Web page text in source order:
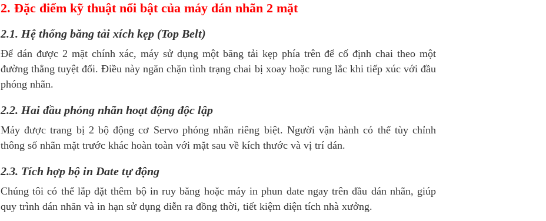
2. Đặc điểm kỹ thuật nổi bật của máy dán nhãn 2 mặt
2.1. Hệ thống băng tải xích kẹp (Top Belt)
Để dán được 2 mặt chính xác, máy sử dụng một băng tải kẹp phía trên để cố định chai theo một
đường thẳng tuyệt đối. Điều này ngăn chặn tình trạng chai bị xoay hoặc rung lắc khi tiếp xúc với đầu
phóng nhãn.
2.2. Hai đầu phóng nhãn hoạt động độc lập
Máy được trang bị 2 bộ động cơ Servo phóng nhãn riêng biệt. Người vận hành có thể tùy chỉnh
thông số nhãn mặt trước khác hoàn toàn với mặt sau về kích thước và vị trí dán.
2.3. Tích hợp bộ in Date tự động
Chúng tôi có thể lắp đặt thêm bộ in ruy băng hoặc máy in phun date ngay trên đầu dán nhãn, giúp
quy trình dán nhãn và in hạn sử dụng diễn ra đồng thời, tiết kiệm diện tích nhà xưởng.